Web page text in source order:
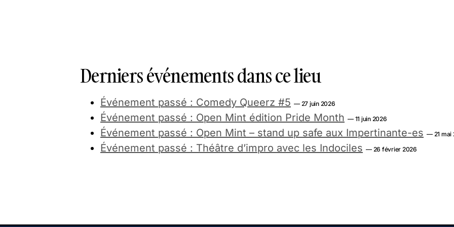
Derniers événements dans ce lieu
Événement passé : Comedy Queerz #5 — 27 juin 2026
Événement passé : Open Mint édition Pride Month — 11 juin 2026
Événement passé : Open Mint – stand up safe aux Impertinante-es — 21 mai
Événement passé : Théâtre d’impro avec les Indociles — 26 février 2026